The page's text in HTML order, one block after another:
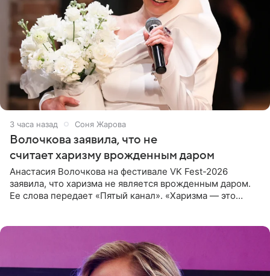
3 часа назад Соня Жарова
Волочкова заявила, что не
считает харизму врожденным даром
Анастасия Волочкова на фестивале VK Fest-2026
заявила, что харизма не является врожденным даром.
Ее слова передает «Пятый канал». «Харизма — это